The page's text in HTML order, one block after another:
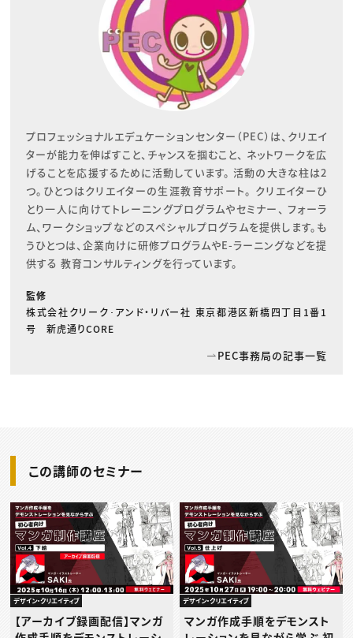
プロフェッショナルエデュケーションセンター（PEC）は、クリエイ
ターが能力を伸ばすこと、チャンスを掴むこと、 ネットワークを広
げることを応援するために活動しています。 活動の大きな柱は2
つ。ひとつはクリエイターの生涯教育サポート。 クリエイターひ
とり一人に向けてトレーニングプログラムやセミナー、 フォーラ
ム、ワークショップなどのスペシャルプログラムを提供します。も
うひとつは、企業向けに研修プログラムやE-ラーニングなどを提
供する 教育コンサルティングを行っています。
監修
株式会社クリーク･アンド・リバー社 東京都港区新橋四丁目1番1
号 新虎通りCORE
PEC事務局の記事一覧
この講師のセミナー
デザイン・クリエイティブ
【アーカイブ録画配信】マンガ
デザイン・クリエイティブ
マンガ作成手順をデモンスト